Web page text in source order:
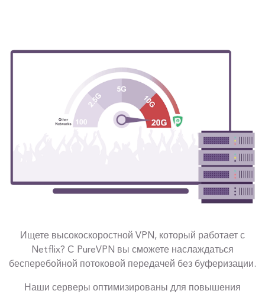
Ищете высокоскоростной VPN, который работает с
Netflix? С PureVPN вы сможете наслаждаться
бесперебойной потоковой передачей без буферизации.
Наши серверы оптимизированы для повышения